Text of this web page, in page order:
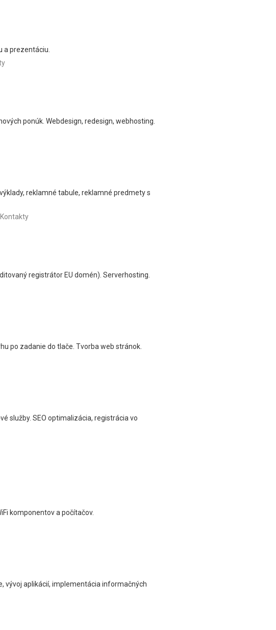
a prezentáciu.
ponúk. Webdesign, redesign, webhosting.
reklamné tabule, reklamné predmety s
Kontakty
registrátor EU domén). Serverhosting.
po zadanie do tlače. Tvorba web stránok.
služby. SEO optimalizácia, registrácia vo
komponentov a počítačov.
vývoj aplikácií, implementácia informačných